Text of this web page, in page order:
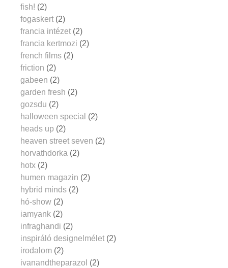
fish! (2)
fogaskert (2)
francia intézet (2)
francia kertmozi (2)
french films (2)
friction (2)
gabeen (2)
garden fresh (2)
gozsdu (2)
halloween special (2)
heads up (2)
heaven street seven (2)
horvathdorka (2)
hotx (2)
humen magazin (2)
hybrid minds (2)
hó-show (2)
iamyank (2)
infraghandi (2)
inspiráló designelmélet (2)
irodalom (2)
ivanandtheparazol (2)